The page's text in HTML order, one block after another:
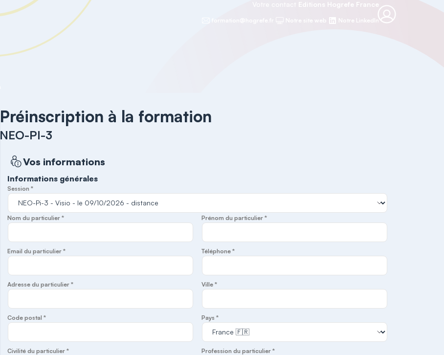
Votre contact Editions Hogrefe France
Notre site web Notre LinkedIn
Préinscription à la formation
NEO-PI-3
Vos informations
Informations générales
Session *
Nom du particulier * Prénom du particulier *
Email du particulier * Téléphone *
Adresse du particulier * Ville *
Code postal * Pays *
Civilité du particulier * Profession du particulier *